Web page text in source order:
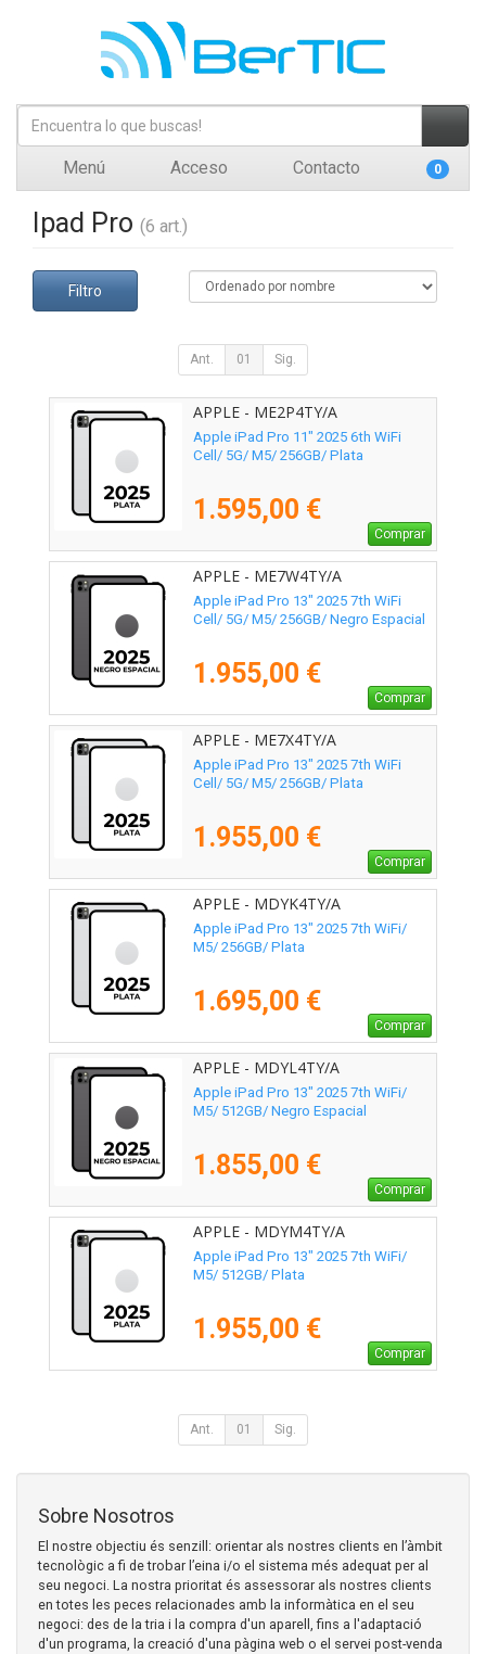
Menú Acceso Contacto 0
Ipad Pro (6 art.)
Filtro
Ant. 01 Sig.
APPLE - ME2P4TY/A
Apple iPad Pro 11" 2025 6th WiFi
Cell/ 5G/ M5/ 256GB/ Plata
1.595,00 €
Comprar
APPLE - ME7W4TY/A
Apple iPad Pro 13" 2025 7th WiFi
Cell/ 5G/ M5/ 256GB/ Negro Espacial
1.955,00 €
Comprar
APPLE - ME7X4TY/A
Apple iPad Pro 13" 2025 7th WiFi
Cell/ 5G/ M5/ 256GB/ Plata
1.955,00 €
Comprar
APPLE - MDYK4TY/A
Apple iPad Pro 13" 2025 7th WiFi/
M5/ 256GB/ Plata
1.695,00 €
Comprar
APPLE - MDYL4TY/A
Apple iPad Pro 13" 2025 7th WiFi/
M5/ 512GB/ Negro Espacial
1.855,00 €
Comprar
APPLE - MDYM4TY/A
Apple iPad Pro 13" 2025 7th WiFi/
M5/ 512GB/ Plata
1.955,00 €
Comprar
Ant. 01 Sig.
Sobre Nosotros
El nostre objectiu és senzill: orientar als nostres clients en l’àmbit
tecnològic a fi de trobar l’eina i/o el sistema més adequat per al
seu negoci. La nostra prioritat és assessorar als nostres clients
en totes les peces relacionades amb la informàtica en el seu
negoci: des de la tria i la compra d'un aparell, fins a l'adaptació
d'un programa, la creació d'una pàgina web o el servei post-venda